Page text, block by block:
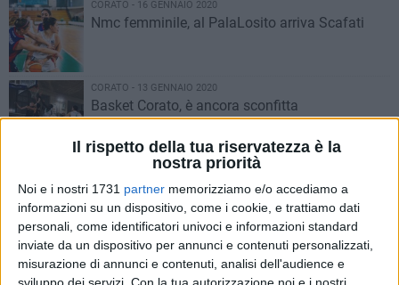
Il rispetto della tua riservatezza è la
nostra priorità
Noi e i nostri 1731 partner memorizziamo e/o accediamo a
informazioni su un dispositivo, come i cookie, e trattiamo dati
personali, come identificatori univoci e informazioni standard
inviate da un dispositivo per annunci e contenuti personalizzati,
misurazione di annunci e contenuti, analisi dell'audience e
sviluppo dei servizi. Con la tua autorizzazione noi e i nostri
CORATO - 16 GENNAIO 2020
Nmc femminile, al PalaLosito arriva Scafati
CORATO - 13 GENNAIO 2020
Basket Corato, è ancora sconfitta
CORATO - 12 GENNAIO 2020
Non riesce l'impresa alla Nuova Matteotti
Corato
CORATO - 11 GENNAIO 2020
Basket Corato, al via la stagione di ritorno